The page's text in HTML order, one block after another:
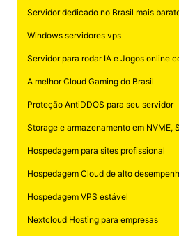
Servidor dedicado no Brasil mais
Windows servidores vps
Servidor para rodar IA e Jogos online
A melhor Cloud Gaming do Brasil
Proteção AntiDDOS para seu servidor
Storage e armazenamento em NVME,
Hospedagem para sites profissional
Hospedagem Cloud de alto
Hospedagem VPS estável
Nextcloud Hosting para empresas